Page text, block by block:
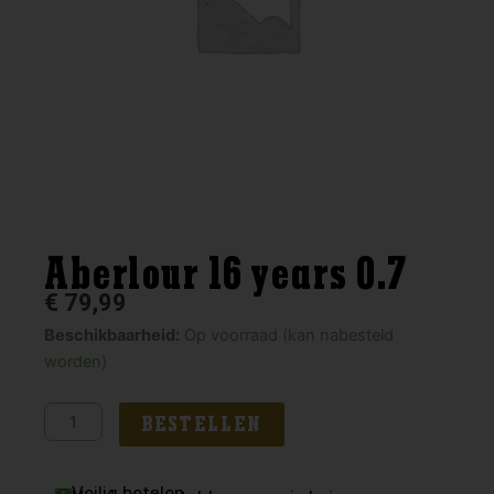
Aberlour 16 years 0.7
€ 79,99
Beschikbaarheid: Op voorraad (kan nabesteld
worden)
Aberlour
16
BESTELLEN